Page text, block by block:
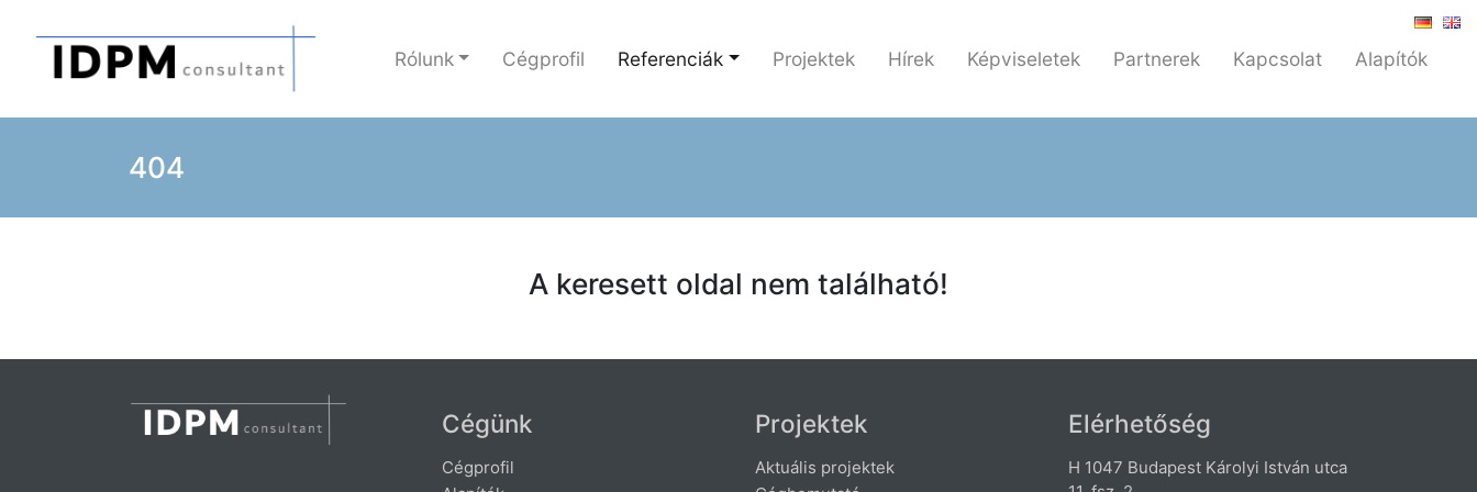
Rólunk Cégprofil Referenciák Projektek Hírek Képviseletek Partnerek Kapcsolat Alapítók
404
A keresett oldal nem található!
Cégünk
Cégprofil
Projektek
Aktuális projektek
Elérhetőség
H 1047 Budapest Károlyi István utca